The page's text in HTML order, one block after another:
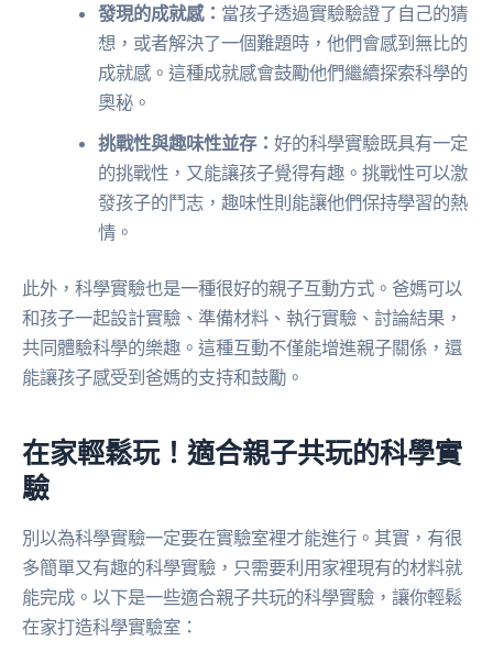
發現的成就感： 當孩子透過實驗驗證了自己的猜
想，或者解決了一個難題時，他們會感到無比的
成就感。這種成就感會鼓勵他們繼續探索科學的
奧秘。
挑戰性與趣味性並存：好的科學實驗既具有一定
的挑戰性，又能讓孩子覺得有趣。挑戰性可以激
發孩子的鬥志，趣味性則能讓他們保持學習的熱
情。
此外，科學實驗也是一種很好的親子互動方式。爸媽可以
和孩子一起設計實驗、準備材料、執行實驗、討論結果，
共同體驗科學的樂趣。這種互動不僅能增進親子關係，還
能讓孩子感受到爸媽的支持和鼓勵。
在家輕鬆玩！適合親子共玩的科學實
驗
別以為科學實驗一定要在實驗室裡才能進行。其實，有很
多簡單又有趣的科學實驗，只需要利用家裡現有的材料就
能完成。以下是一些適合親子共玩的科學實驗，讓你輕鬆
在家打造科學實驗室：